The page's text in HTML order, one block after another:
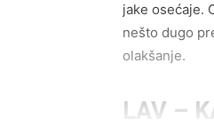
jake osećaje.
nešto dugo
olakšanje.
LAV –